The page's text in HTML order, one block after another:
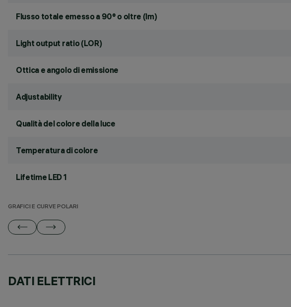
Flusso totale emesso a 90° o oltre (lm)
Light output ratio (LOR)
Ottica e angolo di emissione
Adjustability
Qualità del colore della luce
Temperatura di colore
Lifetime LED 1
GRAFICI E CURVE POLARI
DATI ELETTRICI